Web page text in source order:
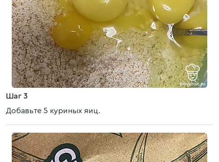
Шаг 3
Добавьте 5 куриных яиц.